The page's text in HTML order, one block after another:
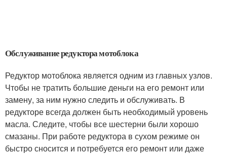
Обслуживание редуктора мотоблока
Редуктор мотоблока является одним из главных узлов.
Чтобы не тратить большие деньги на его ремонт или
замену, за ним нужно следить и обслуживать. В
редукторе всегда должен быть необходимый уровень
масла. Следите, чтобы все шестерни были хорошо
смазаны. При работе редуктора в сухом режиме он
быстро сносится и потребуется его ремонт или даже